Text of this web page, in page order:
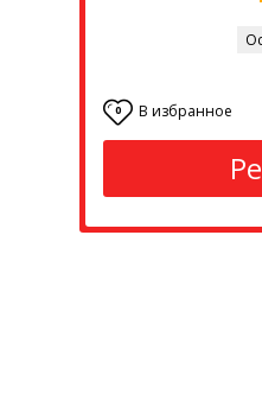
0 В избранное